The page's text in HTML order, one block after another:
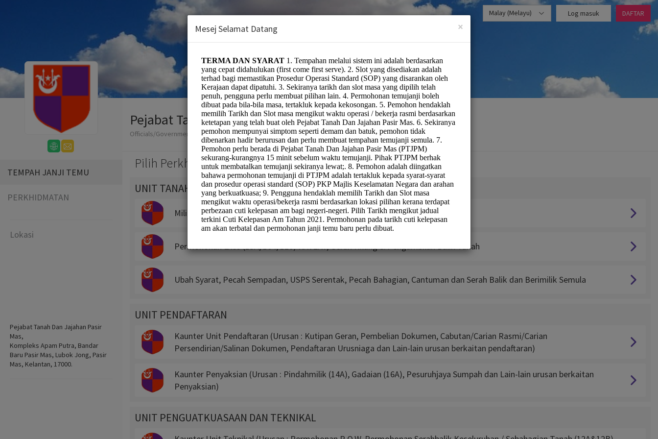
Malay (Melayu) Log masuk DAFTAR
TEMPAH JANJI TEMU
PERKHIDMATAN
Lokasi
Pejabat Tanah Dan Jajahan Pasir
Mas,
Kompleks Apam Putra, Bandar
Baru Pasir Mas, Lubok Jong, Pasir
Mas, Kelantan, 17000.
Pejabat Tanah Dan Jajahan Pasir Mas
Officials/Government
Pilih Perkhidmatan:
UNIT TANAH
Milik Tanah Kerajaan & Sewa Tanah Kerajaan
Permohonan Exco (13A, 104, 120) KAVEAT, Geran Hilang & Pengambilan Balik Tanah
Ubah Syarat, Pecah Sempadan, USPS Serentak, Pecah Bahagian, Cantuman dan Serah Balik dan Berimilik Semula
UNIT PENDAFTARAN
Kaunter Unit Pendaftaran (Urusan : Kutipan Geran, Pembelian Dokumen, Cabutan/Carian Rasmi/Carian
Persendirian/Salinan Dokumen, Pendaftaran Urusniaga dan Lain-lain urusan berkaitan pendaftaran)
Kaunter Penyaksian (Urusan : Pindahmilik (14A), Gadaian (16A), Pesuruhjaya Sumpah dan Lain-lain urusan berkaitan
Penyaksian)
UNIT PENGUATKUASAAN DAN TEKNIKAL
×
Mesej Selamat Datang